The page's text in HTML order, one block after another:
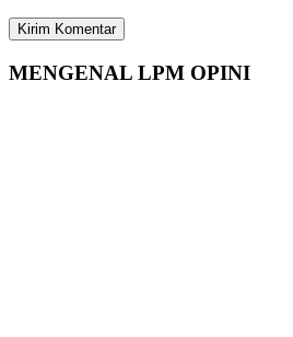
MENGENAL LPM OPINI